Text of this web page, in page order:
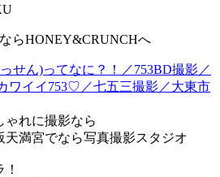
ならHONEY&CRUNCHへ
せん)ってなに？！／753BD撮影／
ワイイ753♡／七五三撮影／大東市
ゃれに撮影なら
満宮でなら写真撮影スタジオ